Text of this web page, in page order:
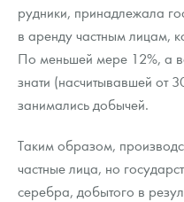
рудники, принадлежала
в аренду частным лицам,
По меньшей мере 12%, а
знати (насчитывавшей от
занимались добычей.
Таким образом,
частные лица, но
серебра, добытого в